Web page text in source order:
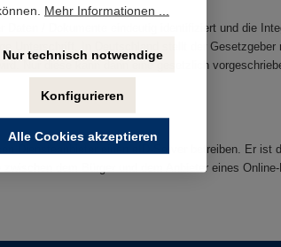
/ Dokumente eindeutig identifiziert und die
Unterschrift. In Deutschland stellt der
Nur diese kann dann eine gesetzlich
Diensteanbieter einen eID-Server betreiben. Er
dem Bürger und dem Anbieter eines Online-
Mehr Informationen ...
Nur technisch notwendige
Konfigurieren
Alle Cookies akzeptieren